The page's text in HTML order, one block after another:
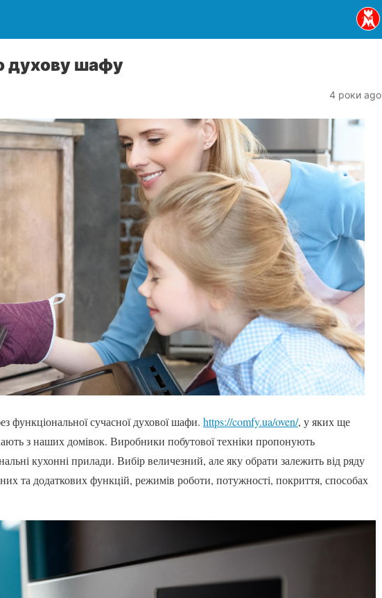
духову шафу
4 роки ago
функціональної сучасної духової шафи. https://comfy.ua/oven/, у яких ще
з наших домівок. Виробники побутової техніки пропонують
кухонні прилади. Вибір величезний, але яку обрати залежить від ряду
та додаткових функцій, режимів роботи, потужності, покриття, способах